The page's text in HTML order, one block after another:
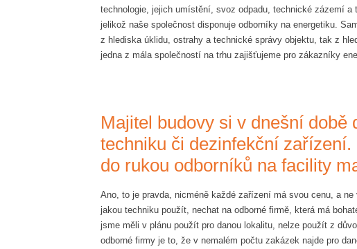
technologie, jejich umístění, svoz odpadu, technické zázemí
jelikož naše společnost disponuje odborníky na energetiku.
z hlediska úklidu, ostrahy a technické správy objektu, tak z
jedna z mála společností na trhu zajišťujeme pro zákazníky
Majitel budovy si v dnešní
techniku či dezinfekční
do rukou odborníků na facility
Ano, to je pravda, nicméně každé zařízení má svou cenu, a
jakou techniku použít, nechat na odborné firmě, která má
jsme měli v plánu použít pro danou lokalitu, nelze použít z
odborné firmy je to, že v nemalém počtu zakázek najde pro